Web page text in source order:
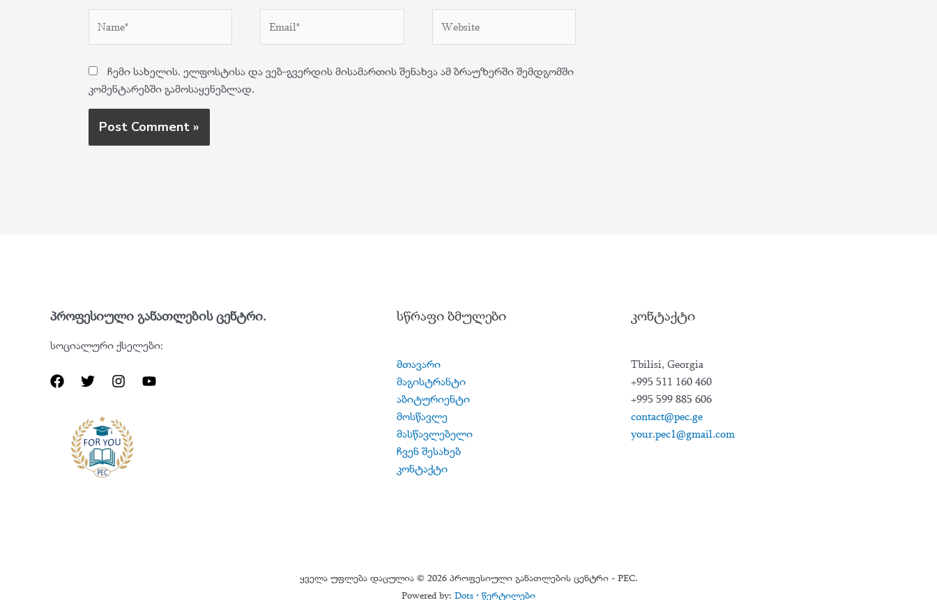
ჩემი სახელის. ელფოსტისა და ვებ-გვერდის მისამართის შენახვა ამ ბრაუზერში შემდგომში
კომენტარებში გამოსაყენებლად.
პროფესიული განათლების ცენტრი.
სოციალური ქსელები:
სწრაფი ბმულები
მთავარი
მაგისტრანტი
აბიტურიენტი
მოსწავლე
მასწავლებელი
ჩვენ შესახებ
კონტაქტი
კონტაქტი
Tbilisi, Georgia
+995 511 160 460
+995 599 885 606
contact@pec.ge
your.pec1@gmail.com
ყველა უფლება დაცულია © 2026 პროფესიული განათლების ცენტრი - PEC.
Powered by: Dots • წერტილები